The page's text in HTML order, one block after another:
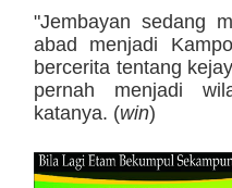
"Jembayan sedang
abad menjadi
bercerita tentang
pernah menjadi
katanya. (win)